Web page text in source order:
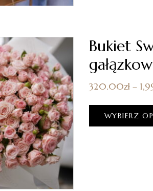
Bukiet
320.00zł–
WYBIERZ